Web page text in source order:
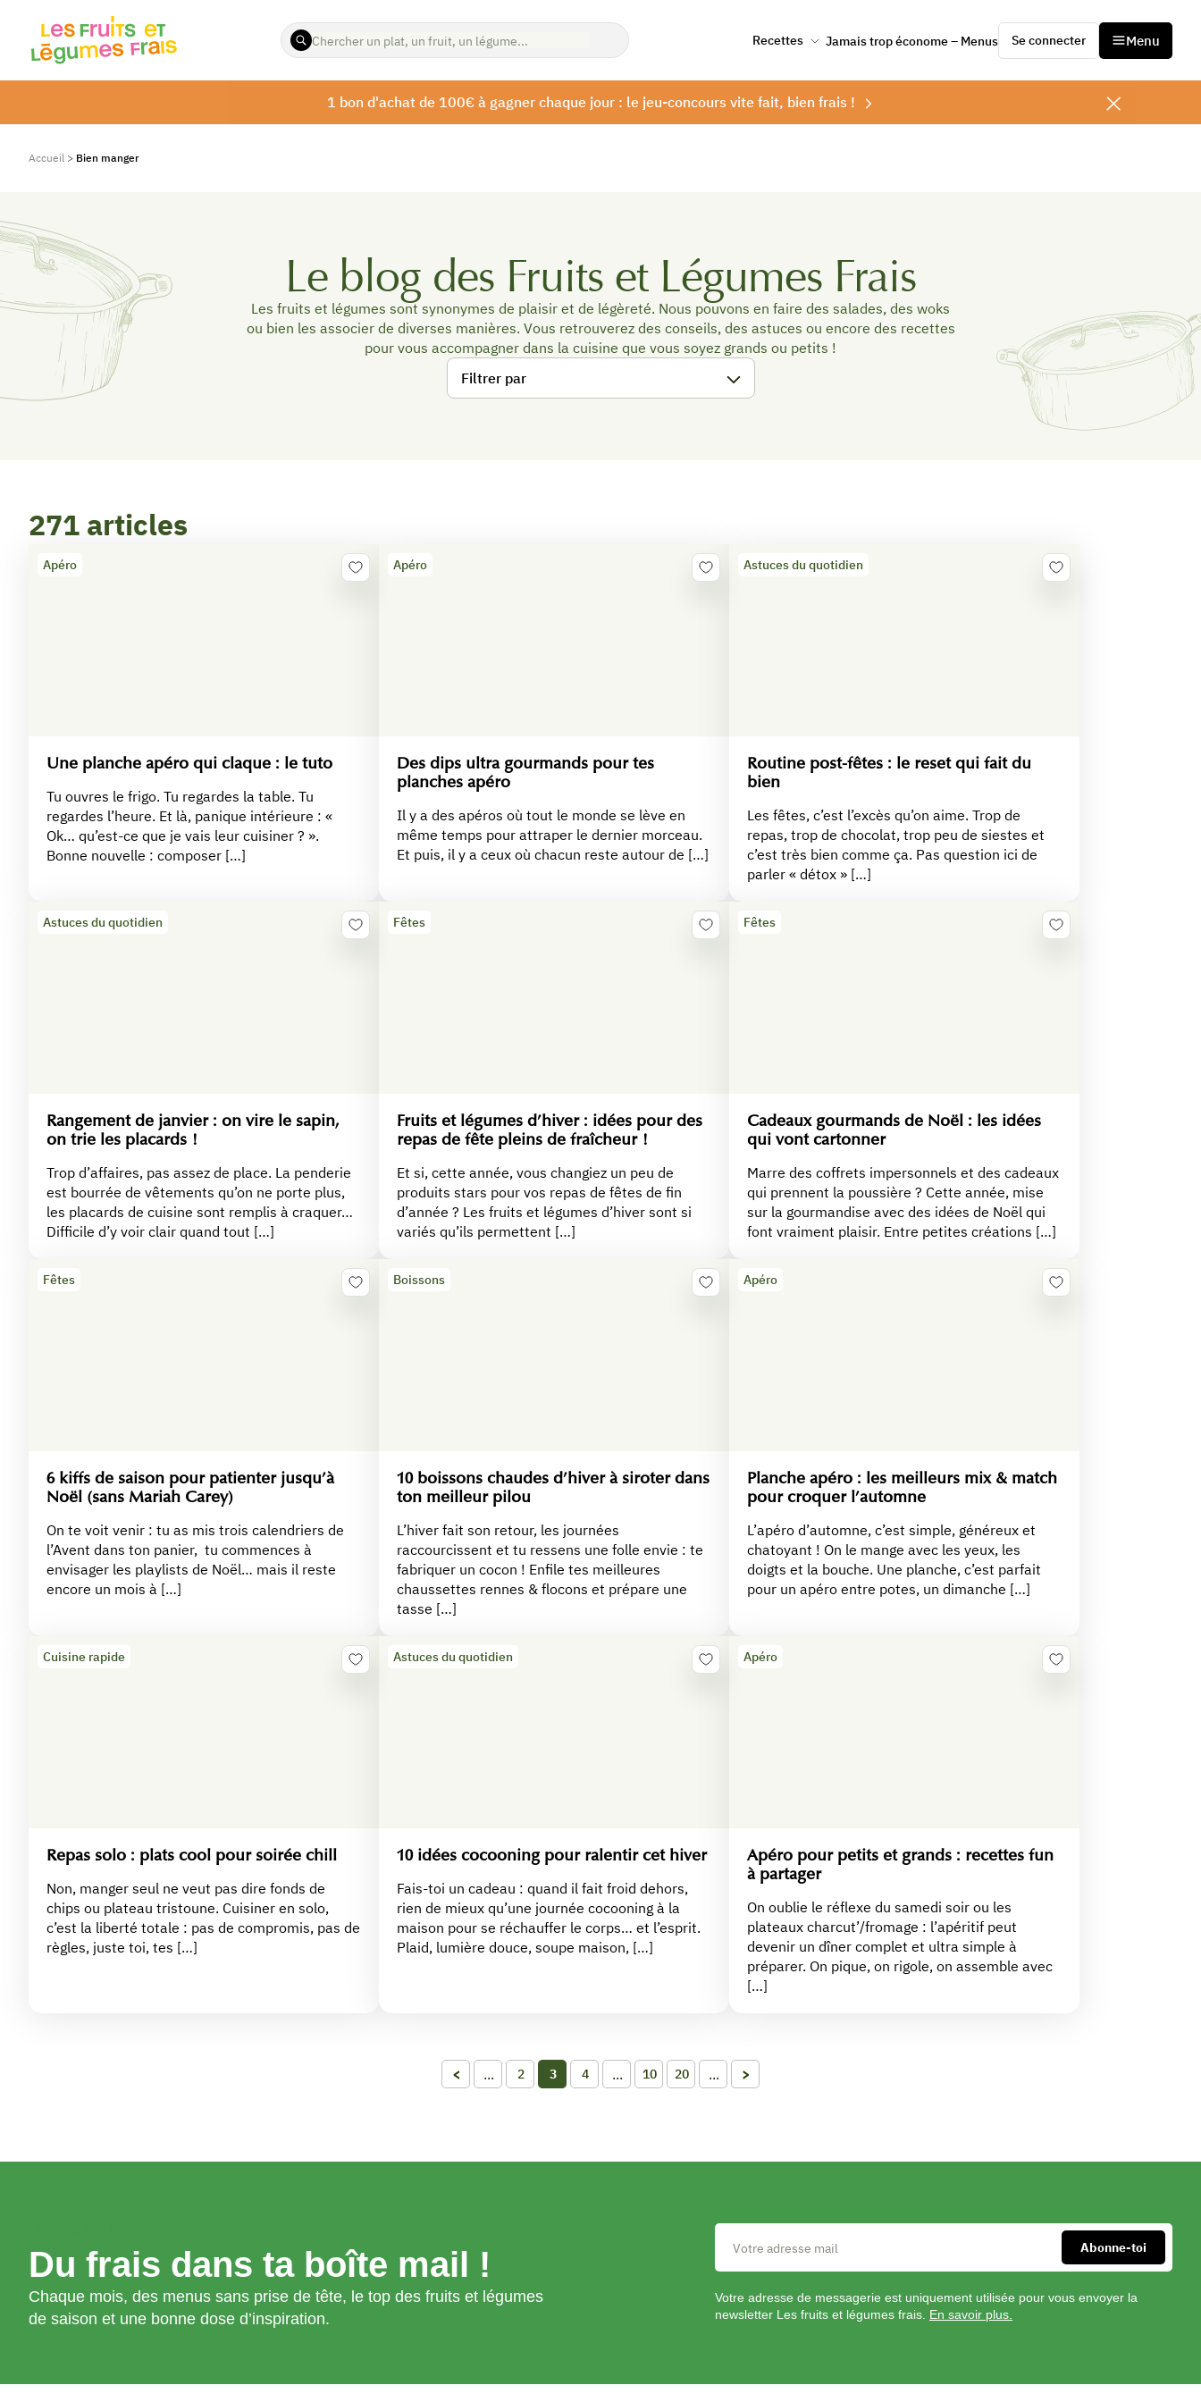
ENTREZ
LES
RECHERCHER
Recettes Jamais trop économe – Menus Se connecter Menu
1 bon d'achat de 100€ à gagner chaque jour : le jeu-concours vite fait, bien frais !
Accueil > Bien manger
Le blog des Fruits et Légumes Frais
Les fruits et légumes sont synonymes de plaisir et de légèreté. Nous pouvons en faire des salades, des woks
ou bien les associer de diverses manières. Vous retrouverez des conseils, des astuces ou encore des recettes
pour vous accompagner dans la cuisine que vous soyez grands ou petits !
Filtrer par
271 articles
Apéro
Une planche apéro qui claque : le tuto
Tu ouvres le frigo. Tu regardes la table. Tu
regardes l’heure. Et là, panique intérieure : «
Ok… qu’est-ce que je vais leur cuisiner ? ».
Bonne nouvelle : composer […]
Apéro
Des dips ultra gourmands pour tes
planches apéro
Il y a des apéros où tout le monde se lève en
même temps pour attraper le dernier morceau.
Et puis, il y a ceux où chacun reste autour de […]
Astuces du quotidien
Routine post-fêtes : le reset qui fait du
bien
Les fêtes, c’est l’excès qu’on aime. Trop de
repas, trop de chocolat, trop peu de siestes et
c’est très bien comme ça. Pas question ici de
parler « détox » […]
Astuces du quotidien
Rangement de janvier : on vire le sapin,
on trie les placards !
Trop d’affaires, pas assez de place. La penderie
est bourrée de vêtements qu’on ne porte plus,
les placards de cuisine sont remplis à craquer…
Difficile d’y voir clair quand tout […]
Fêtes
Fruits et légumes d’hiver : idées pour des
repas de fête pleins de fraîcheur !
Et si, cette année, vous changiez un peu de
produits stars pour vos repas de fêtes de fin
d’année ? Les fruits et légumes d’hiver sont si
variés qu’ils permettent […]
Fêtes
Cadeaux gourmands de Noël : les idées
qui vont cartonner
Marre des coffrets impersonnels et des cadeaux
qui prennent la poussière ? Cette année, mise
sur la gourmandise avec des idées de Noël qui
font vraiment plaisir. Entre petites créations […]
Fêtes
6 kiffs de saison pour patienter jusqu’à
Noël (sans Mariah Carey)
On te voit venir : tu as mis trois calendriers de
l’Avent dans ton panier, tu commences à
envisager les playlists de Noël… mais il reste
encore un mois à […]
Boissons
10 boissons chaudes d’hiver à siroter dans
ton meilleur pilou
L’hiver fait son retour, les journées
raccourcissent et tu ressens une folle envie : te
fabriquer un cocon ! Enfile tes meilleures
chaussettes rennes & flocons et prépare une
tasse […]
Apéro
Planche apéro : les meilleurs mix & match
pour croquer l’automne
L’apéro d’automne, c’est simple, généreux et
chatoyant ! On le mange avec les yeux, les
doigts et la bouche. Une planche, c’est parfait
pour un apéro entre potes, un dimanche […]
Cuisine rapide
Repas solo : plats cool pour soirée chill
Non, manger seul ne veut pas dire fonds de
chips ou plateau tristoune. Cuisiner en solo,
c’est la liberté totale : pas de compromis, pas de
règles, juste toi, tes […]
Astuces du quotidien
10 idées cocooning pour ralentir cet hiver
Fais-toi un cadeau : quand il fait froid dehors,
rien de mieux qu’une journée cocooning à la
maison pour se réchauffer le corps… et l’esprit.
Plaid, lumière douce, soupe maison, […]
Apéro
Apéro pour petits et grands : recettes fun
à partager
On oublie le réflexe du samedi soir ou les
plateaux charcut’/fromage : l’apéritif peut
devenir un dîner complet et ultra simple à
préparer. On pique, on rigole, on assemble avec
[…]
< ... 2 3 4 ... 10 20 ... >
Du frais dans ta boîte mail !
Chaque mois, des menus sans prise de tête, le top des fruits et légumes
de saison et une bonne dose d’inspiration.
Votre adresse de messagerie est uniquement utilisée pour vous envoyer la
newsletter Les fruits et légumes frais. En savoir plus.